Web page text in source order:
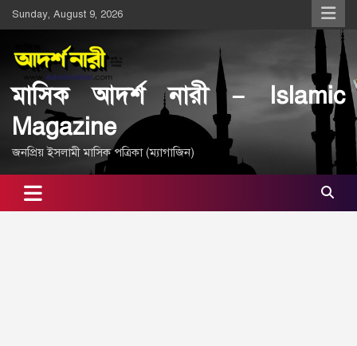
Skip
to
content
Sunday, August 9, 2026
মাসিক আদর্শ নারী – Islamic
Magazine
জনপ্রিয় ইসলামী মাসিক পত্রিকা (ম্যাগাজিন)